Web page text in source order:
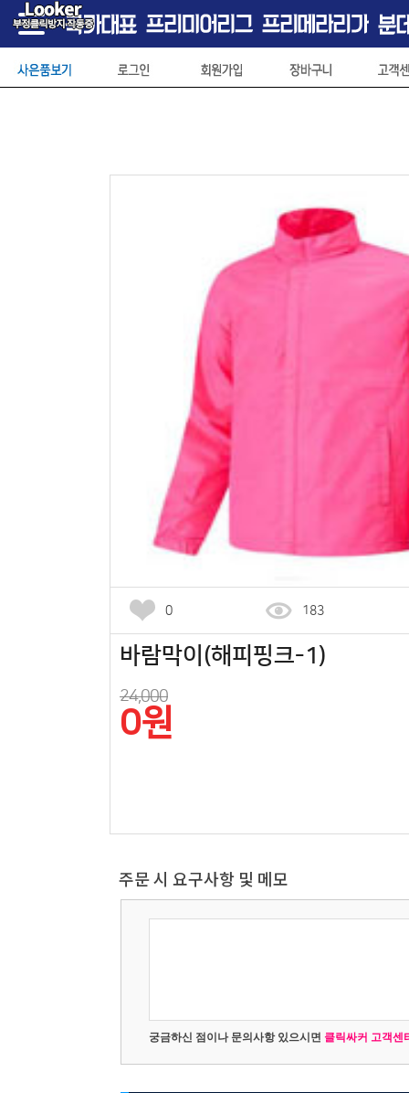
0 183
바람막이(해피핑크-1)
24,000
0원
주문 시 요구사항 및 메모
궁금하신 점이나 문의사항 있으시면 클릭싸커 고객센